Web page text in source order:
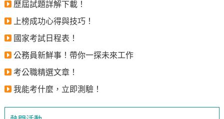
歷屆試題詳解下載！
上榜成功心得與技巧！
國家考試日程表！
公務員新鮮事！帶你一探未來工作
考公職精選文章！
我能考什麼，立即測驗！